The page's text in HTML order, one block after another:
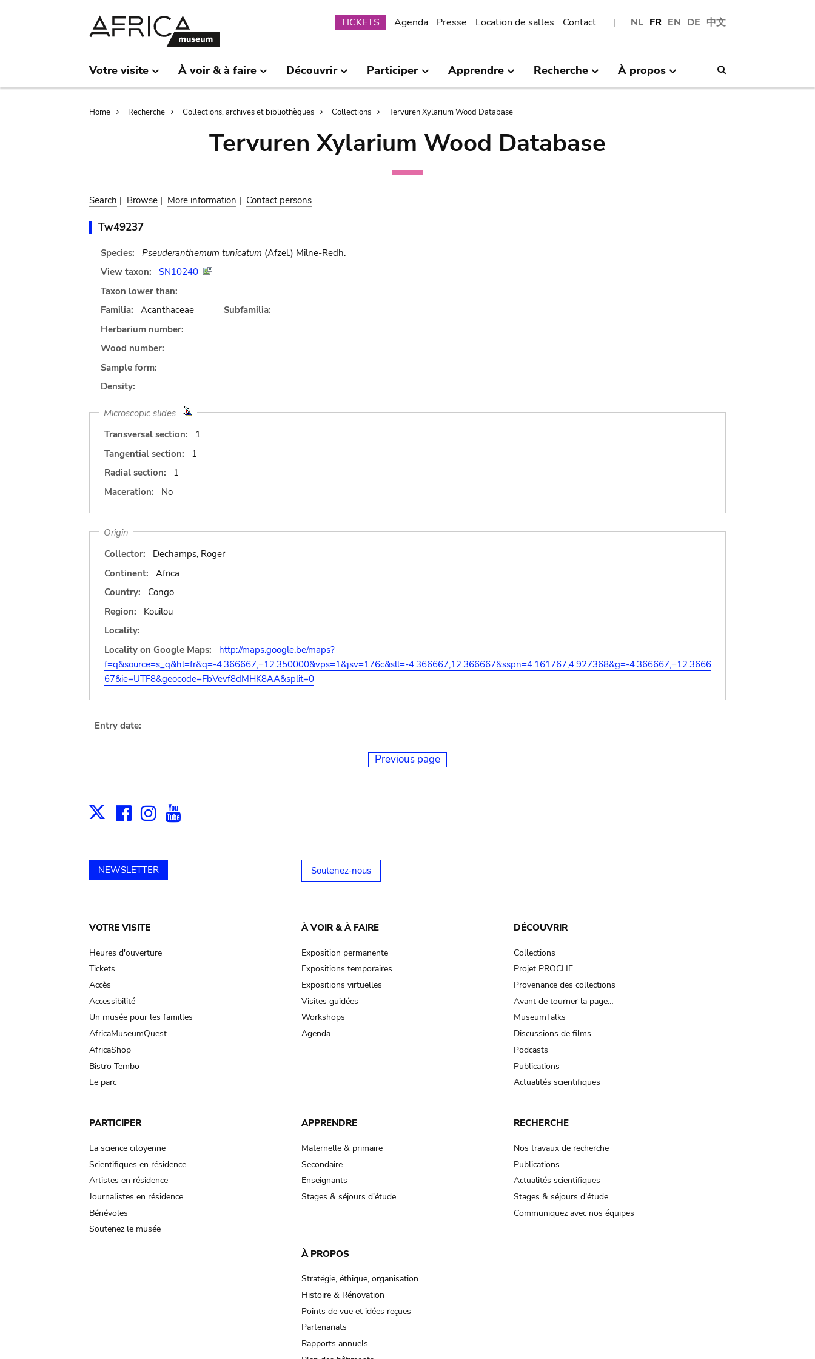
NL FR EN DE 中文
Submenu
TICKETS Agenda Presse Location de salles Contact
Votre visite À voir & à faire Découvrir Participer Apprendre Recherche À propos
Breadcrumb
Home Recherche Collections, archives et bibliothèques Collections Tervuren Xylarium Wood Database
Tervuren Xylarium Wood Database
Search | Browse | More information | Contact persons
Tw49237
Species: Pseuderanthemum tunicatum (Afzel.) Milne-Redh.
View taxon:
SN10240
Taxon lower than:
Familia:
Acanthaceae
Subfamilia:
Herbarium number:
Wood number:
Sample form:
Density:
Microscopic slides
Transversal section:
1
Tangential section:
1
Radial section:
1
Maceration:
No
Origin
Collector:
Dechamps, Roger
Continent:
Africa
Country:
Congo
Region:
Kouilou
Locality:
Locality on Google Maps:
http://maps.google.be/maps?
f=q&source=s_q&hl=fr&q=-4.366667,+12.350000&vps=1&jsv=176c&sll=-4.366667,12.366667&sspn=4.161767,4.927368&g=-4.366667,+12.3666
67&ie=UTF8&geocode=FbVevf8dMHK8AA&split=0
Entry date:
Previous page
X Facebook
Instagram
NEWSLETTER Soutenez-nous
Main
navigation
VOTRE VISITE
Heures d'ouverture
Tickets
Accès
Accessibilité
Un musée pour les familles
AfricaMuseumQuest
AfricaShop
Bistro Tembo
Le parc
À VOIR & À FAIRE
Exposition permanente
Expositions temporaires
Expositions virtuelles
Visites guidées
Workshops
Agenda
DÉCOUVRIR
Collections
Projet PROCHE
Provenance des collections
Avant de tourner la page…
MuseumTalks
Discussions de films
Podcasts
Publications
Actualités scientifiques
PARTICIPER
La science citoyenne
Scientifiques en résidence
Artistes en résidence
Journalistes en résidence
Bénévoles
Soutenez le musée
APPRENDRE
Maternelle & primaire
Secondaire
Enseignants
Stages & séjours d'étude
RECHERCHE
Nos travaux de recherche
Publications
Actualités scientifiques
Stages & séjours d'étude
Communiquez avec nos équipes
À PROPOS
Stratégie, éthique, organisation
Histoire & Rénovation
Points de vue et idées reçues
Partenariats
Rapports annuels